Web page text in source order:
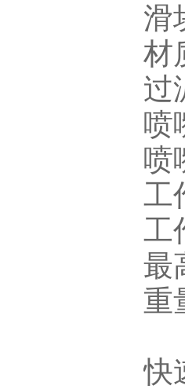
滑
材
过
喷
喷
工
工
最
重
快